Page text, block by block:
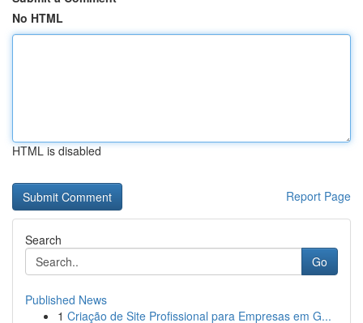
No HTML
HTML is disabled
Report Page
Search
Go
Published News
1 Criação de Site Profissional para Empresas em G...